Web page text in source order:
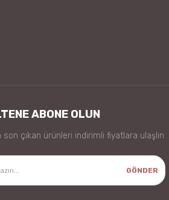
ABONE OLUN
çıkan ürünleri indirimli fiyatlara ulaşlın
GÖNDER